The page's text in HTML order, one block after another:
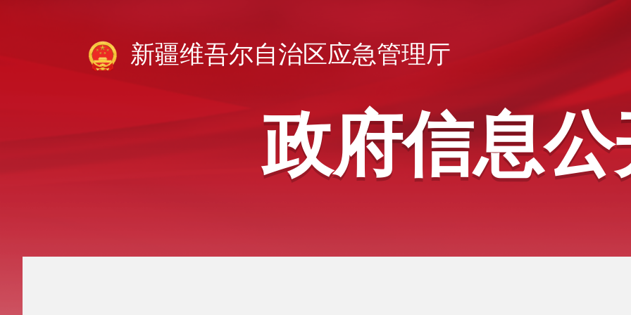
新疆维吾尔自治区应急管理厅
政府信息公